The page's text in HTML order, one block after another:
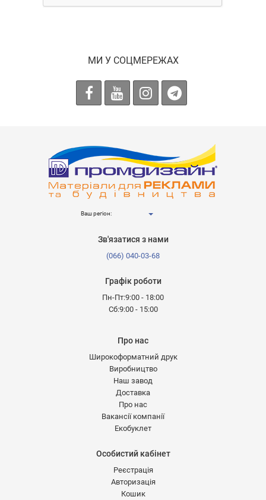
МИ У СОЦМЕРЕЖАХ
Ваш регіон:
Зв'язатися з нами
(066) 040-03-68
Графік роботи
Пн-Пт:9:00 - 18:00
Сб:9:00 - 15:00
Про нас
Широкоформатний друк
Виробництво
Наш завод
Доставка
Про нас
Вакансії компанії
Екобуклет
Особистий кабінет
Реєстрація
Авторизація
Кошик